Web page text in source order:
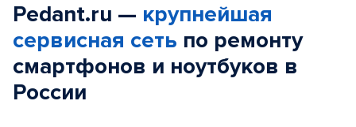
Pedant.ru — крупнейшая
сервисная сеть по ремонту
смартфонов и ноутбуков в
России